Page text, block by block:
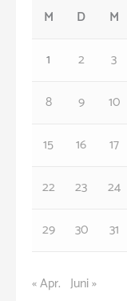
M
D M
1
2 3
8
9 10
15
16 17
22
23 24
29
30 31
« Apr. Juni »